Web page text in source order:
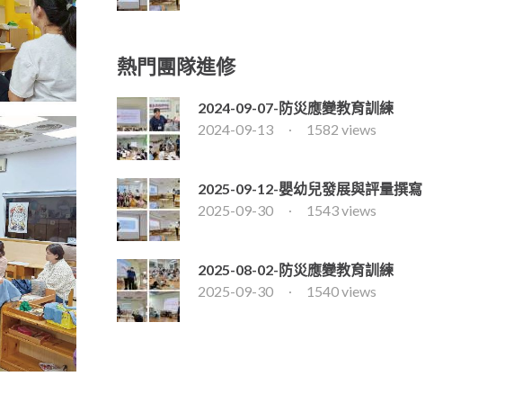
熱門團隊進修
2024-09-07-防災應變教育訓練
2024-09-13
1582 views
2025-09-12-嬰幼兒發展與評量撰寫
2025-09-30
1543 views
2025-08-02-防災應變教育訓練
2025-09-30
1540 views